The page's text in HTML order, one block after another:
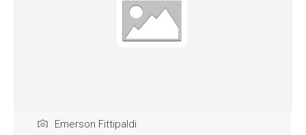
Emerson Fittipaldi